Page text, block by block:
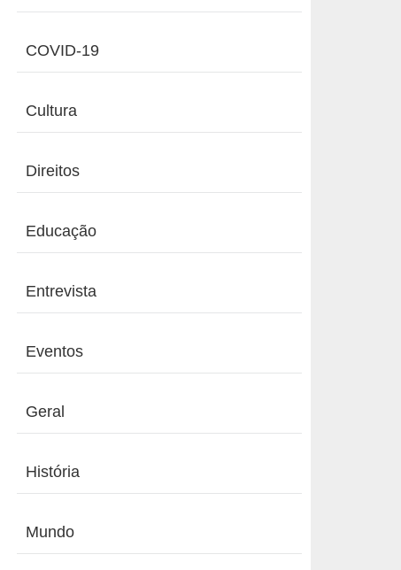
COVID-19
Cultura
Direitos
Educação
Entrevista
Eventos
Geral
História
Mundo